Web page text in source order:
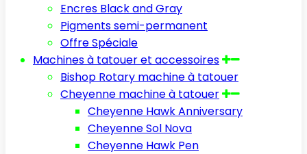
Encres Black and Gray
Pigments semi-permanent
Offre Spéciale
Machines à tatouer et accessoires
Bishop Rotary machine à tatouer
Cheyenne machine à tatouer
Cheyenne Hawk Anniversary
Cheyenne Sol Nova
Cheyenne Hawk Pen